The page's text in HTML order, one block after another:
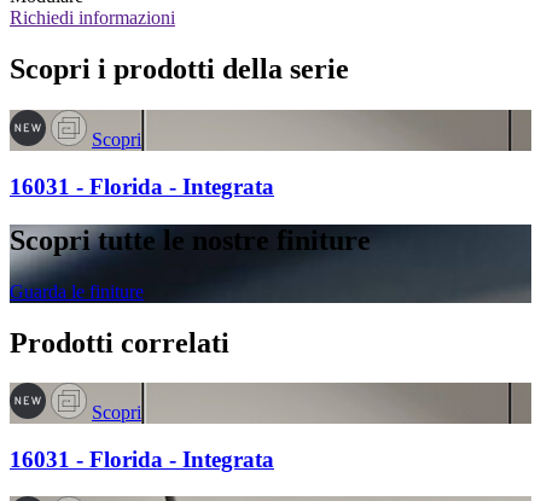
Richiedi informazioni
Scopri i prodotti della serie
Scopri
16031 - Florida - Integrata
Scopri tutte le nostre finiture
Guarda le finiture
Prodotti correlati
Scopri
16031 - Florida - Integrata